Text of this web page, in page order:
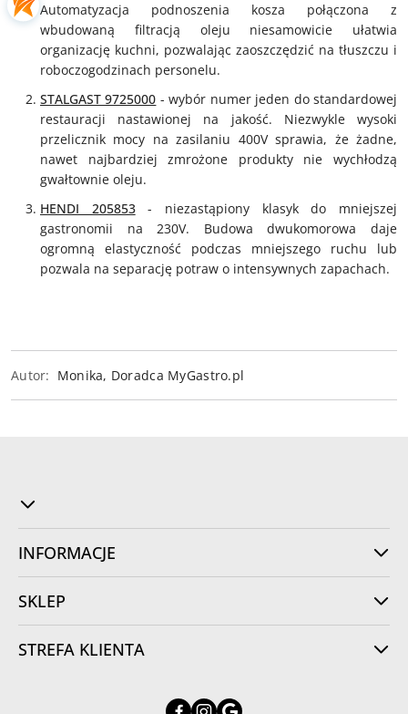
Automatyzacja podnoszenia kosza połączona z
wbudowaną filtracją oleju niesamowicie ułatwia
organizację kuchni, pozwalając zaoszczędzić na tłuszczu i
roboczogodzinach personelu.
STALGAST 9725000 - wybór numer jeden do standardowej
restauracji nastawionej na jakość. Niezwykle wysoki
przelicznik mocy na zasilaniu 400V sprawia, że żadne,
nawet najbardziej zmrożone produkty nie wychłodzą
gwałtownie oleju.
HENDI 205853- niezastąpiony klasyk do mniejszej
gastronomii na 230V. Budowa dwukomorowa daje
ogromną elastyczność podczas mniejszego ruchu lub
pozwala na separację potraw o intensywnych zapachach.
Autor: Monika, Doradca MyGastro.pl
INFORMACJE
SKLEP
STREFA KLIENTA